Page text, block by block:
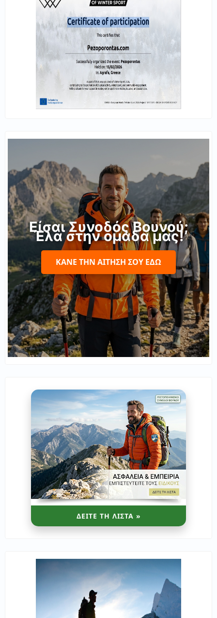
Είσαι Συνοδός Βουνού;
Έλα στην ομάδα μας!
ΚΆΝΕ ΤΗΝ ΑΊΤΗΣΉ ΣΟΥ ΕΔΏ
ΔΕΙΤΕ ΤΗ ΛΙΣΤΑ »